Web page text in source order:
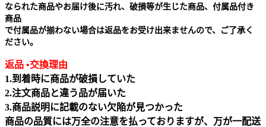
なられた商品やお届け後に汚れ、破損等が生じた商品、付属品付き
商品
で付属品が揃わない場合は返品をお受け出来ませんので、ご了承く
ださい。
返品 •交換理由
1.到着時に商品が破損していた
2.注文商品と違う品が届いた
3.商品説明に記載のない欠陥が見つかった
商品の品質には万全の注意を払っておりますが、万が一配送